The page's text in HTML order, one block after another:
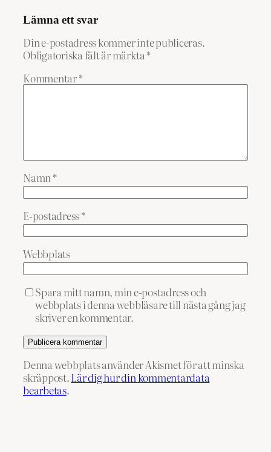
Lämna ett svar
Din e-postadress kommer inte publiceras.
Obligatoriska fält är märkta*
Kommentar*
Namn *
E-postadress*
Webbplats
Spara mitt namn, min e-postadress och
webbplats i denna webbläsare till nästa gång jag
skriver en kommentar.
Denna webbplats använder Akismet för att minska
skräppost.Lär dig hur din kommentardata
bearbetas.